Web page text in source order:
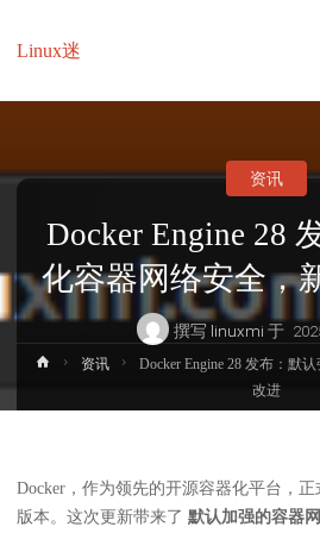
Linux迷
Docker Engine 28
化容器网络安全，
撰写 linuxmi 于
资讯
首
资讯
Docker Engine 28 发布：默
改进
Docker，作为领先的开源容器化平台，正
版本。这次更新带来了 默认加强的容器